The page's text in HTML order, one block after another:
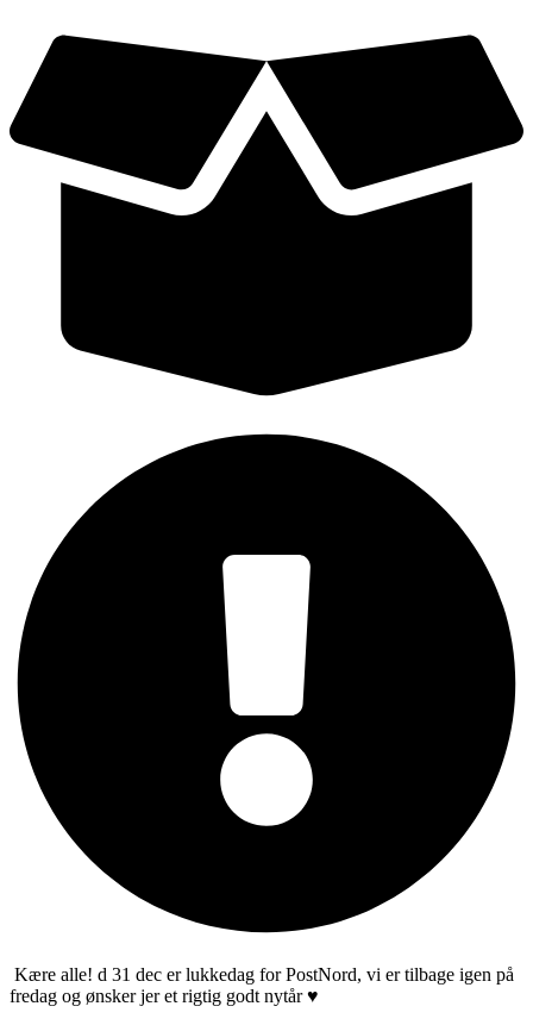
indhold
Kære alle! d 31 dec er lukkedag for PostNord, vi er tilbage igen på
fredag og ønsker jer et rigtig godt nytår ♥️